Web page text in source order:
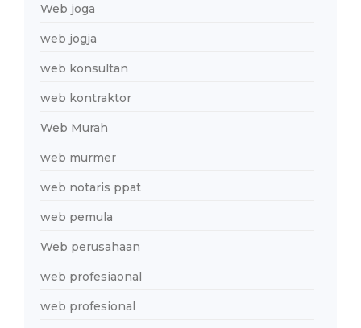
Web joga
web jogja
web konsultan
web kontraktor
Web Murah
web murmer
web notaris ppat
web pemula
Web perusahaan
web profesiaonal
web profesional